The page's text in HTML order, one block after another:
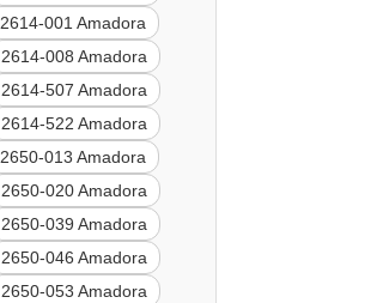
2614-001 Amadora
2614-008 Amadora
2614-507 Amadora
2614-522 Amadora
2650-013 Amadora
2650-020 Amadora
2650-039 Amadora
2650-046 Amadora
2650-053 Amadora